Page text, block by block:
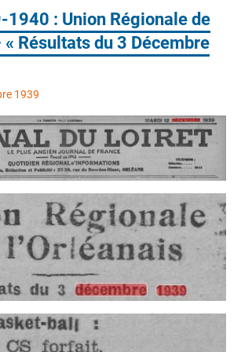
1940 : Union Régionale de
« Résultats du 3 Décembre
1939